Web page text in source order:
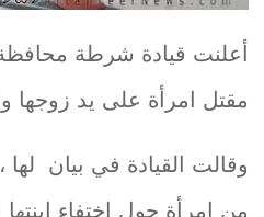
أعلنت قيادة شرطة
مقتل امرأة على يد زوجها وذلك بعد مضي
وقالت القيادة في بيان
من امرأة حول اختفاء